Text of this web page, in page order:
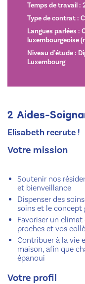
Temps de travail :
Type de contrat :
Langues parlées :
luxembourgeoise
Niveau d’étude :
Luxembourg
2 Aides-
Elisabeth recrute !
Votre mission
Soutenir nos
et bienveillance
Dispenser des
soins et le concept
Favoriser un climat
proches et vos
Contribuer à la vie
maison, afin que
épanoui
Votre profil